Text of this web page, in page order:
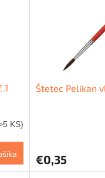
KS)
Štetec Pelikan
€0,35